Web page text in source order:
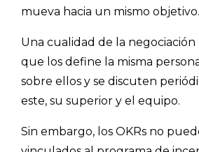
mueva hacia un mismo objetivo.
Una cualidad de la negociación
que los define la misma
sobre ellos y se discuten
este, su superior y el equipo.
Sin embargo, los OKRs no